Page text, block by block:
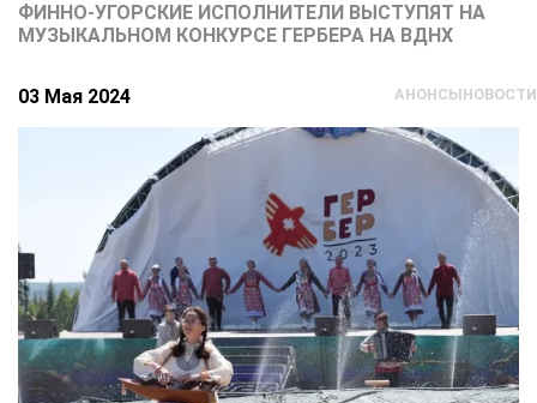
ФИННО-УГОРСКИЕ ИСПОЛНИТЕЛИ ВЫСТУПЯТ НА
МУЗЫКАЛЬНОМ КОНКУРСЕ ГЕРБЕРА НА ВДНХ
03 Мая 2024 АНОНСЫНОВОСТИ